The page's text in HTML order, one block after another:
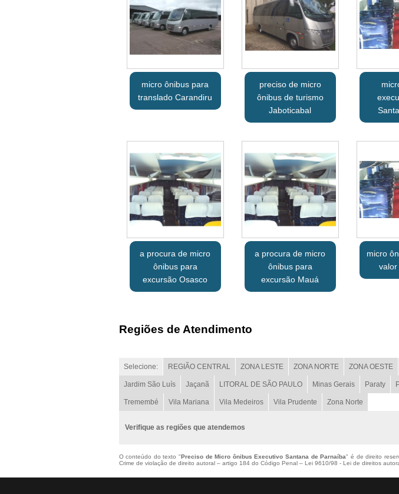
micro ônibus para
translado Carandiru
preciso de micro
ônibus de turismo
Jaboticabal
a procura de micro
ônibus para
excursão Osasco
a procura de micro
ônibus para
excursão Mauá
micro
valor
Regiões de Atendimento
Selecione: REGIÃO CENTRAL ZONA LESTE ZONA NORTE ZONA OESTE
Jardim São Luís Jaçanã LITORAL DE SÃO PAULO Minas Gerais Paraty
Tremembé Vila Mariana Vila Medeiros Vila Prudente Zona Norte
Verifique as regiões que atendemos
O conteúdo do texto "Preciso de Micro ônibus Executivo Santana de Parnaíba" é de direito
Crime de violação de direito autoral – artigo 184 do Código Penal – Lei 9610/98 - Lei de direitos